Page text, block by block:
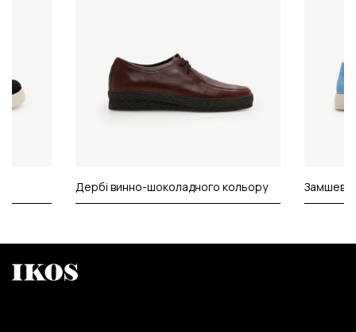
Дербі винно-шоколадного кольору Замшеві